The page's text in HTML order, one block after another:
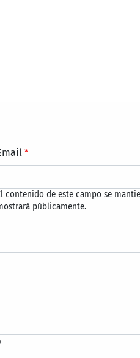
contenido de este campo se
públicamente.